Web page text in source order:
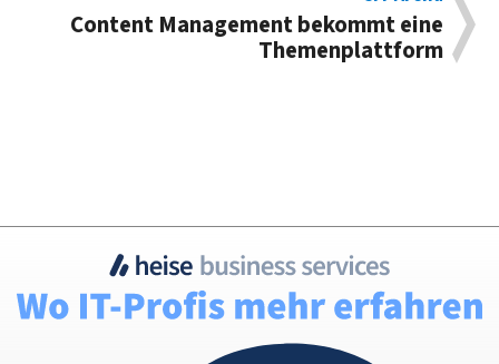
Content Management bekommt eine
Themenplattform